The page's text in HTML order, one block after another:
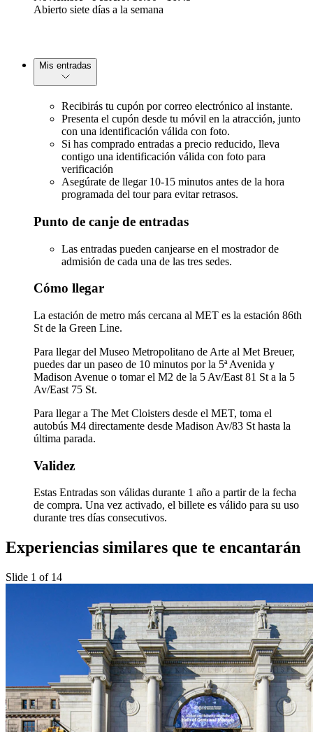
Abierto siete días a la semana
Mis entradas
Recibirás tu cupón por correo electrónico al instante.
Presenta el cupón desde tu móvil en la atracción, junto
con una identificación válida con foto.
Si has comprado entradas a precio reducido, lleva
contigo una identificación válida con foto para
verificación
Asegúrate de llegar 10-15 minutos antes de la hora
programada del tour para evitar retrasos.
Punto de canje de entradas
Las entradas pueden canjearse en el mostrador de
admisión de cada una de las tres sedes.
Cómo llegar
La estación de metro más cercana al MET es la estación 86th
St de la Green Line.
Para llegar del Museo Metropolitano de Arte al Met Breuer,
puedes dar un paseo de 10 minutos por la 5ª Avenida y
Madison Avenue o tomar el M2 de la 5 Av/East 81 St a la 5
Av/East 75 St.
Para llegar a The Met Cloisters desde el MET, toma el
autobús M4 directamente desde Madison Av/83 St hasta la
última parada.
Validez
Estas Entradas son válidas durante 1 año a partir de la fecha
de compra. Una vez activado, el billete es válido para su uso
durante tres días consecutivos.
Experiencias similares que te encantarán
Slide 1 of 14